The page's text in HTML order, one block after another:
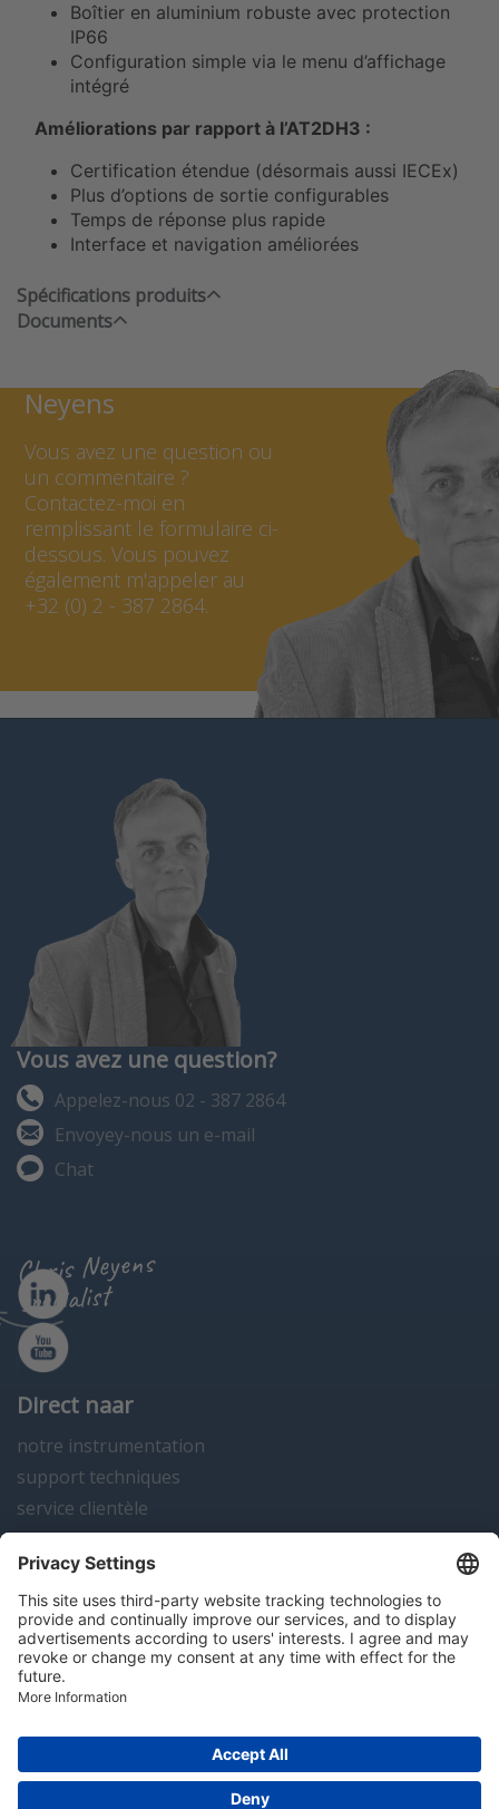
Boîtier en aluminium robuste avec protection
IP66
Configuration simple via le menu d’affichage
intégré
Améliorations par rapport à l’AT2DH3 :
Certification étendue (désormais aussi IECEx)
Plus d’options de sortie configurables
Temps de réponse plus rapide
Interface et navigation améliorées
Spécifications produits
Documents
Neyens
Vous avez une question ou
un commentaire ?
Contactez-moi en
remplissant le formulaire ci-
dessous. Vous pouvez
également m'appeler au
+32 (0) 2 - 387 2864.
Vous avez une question?
Appelez-nous 02 - 387 2864
Envoyey-nous un e-mail
Chat
Chris Neyens
specialist
Direct naar
notre instrumentation
support techniques
service clientèle
actualités
contact
Algemene voorwaarden Disclaimer
Colofon
Copyright; 2026 Hitma B.V.. Tous droits réservés.